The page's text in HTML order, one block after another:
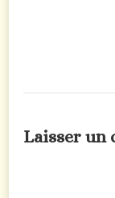
Laisser un